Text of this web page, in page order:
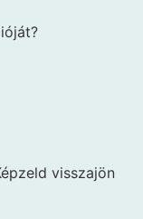
visszajön